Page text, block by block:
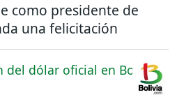
como presidente de
una felicitación